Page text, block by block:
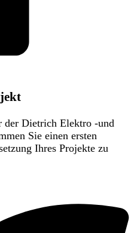
der Dietrich Elektro -und
Sie einen ersten
Ihres Projekte zu